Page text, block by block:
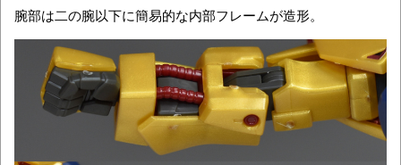
腕部は二の腕以下に簡易的な内部フレームが造形。